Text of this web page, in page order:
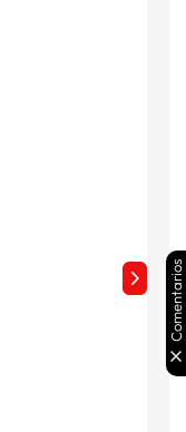
Comentarios